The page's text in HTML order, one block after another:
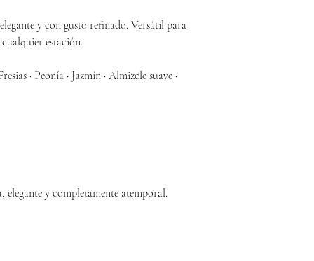
y con gusto refinado. Versátil para
cualquier estación.
· Peonía · Jazmín · Almizcle suave ·
elegante y completamente atemporal.